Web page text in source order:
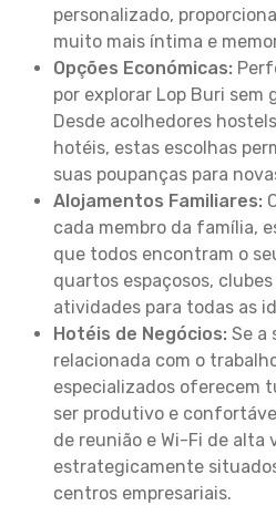
personalizado,
muito mais íntima e
Opções Económicas:
por explorar Lop Buri
Desde acolhedores
hotéis, estas escolhas
suas poupanças para
Alojamentos Familiares:
cada membro da família,
que todos encontram o
quartos espaçosos,
atividades para todas as
Hotéis de Negócios: Se a
relacionada com o
especializados oferecem
ser produtivo e
de reunião e Wi-Fi de alta
estrategicamente
centros empresariais.